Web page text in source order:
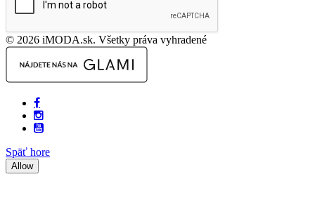
© 2026 iMODA.sk. Všetky práva vyhradené
Späť hore
Allow